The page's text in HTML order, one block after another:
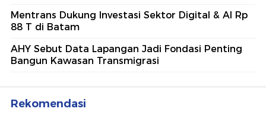
Mentrans Dukung Investasi Sektor Digital & AI Rp
88 T di Batam
AHY Sebut Data Lapangan Jadi Fondasi Penting
Bangun Kawasan Transmigrasi
Rekomendasi